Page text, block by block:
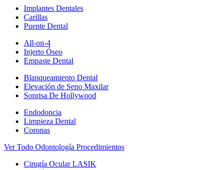
Implantes Dentales
Carillas
Puente Dental
All-on-4
Injerto Óseo
Empaste Dental
Blanqueamiento Dental
Elevación de Seno Maxilar
Sonrisa De Hollywood
Endodoncia
Limpieza Dental
Coronas
Ver Todo Odontología Procedimientos
Cirugía Ocular LASIK